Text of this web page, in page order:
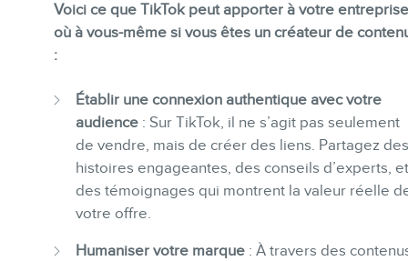
INFOLETTRE
Voici ce que TikTok peut apporter à votre entreprise
où à vous-même si vous êtes un créateur de
:
Établir une connexion authentique avec votre
audience : Sur TikTok, il ne s’agit pas seulement
de vendre, mais de créer des liens. Partagez des
histoires engageantes, des conseils d’experts, et
des témoignages qui montrent la valeur réelle
votre offre.
Humaniser votre marque : À travers des